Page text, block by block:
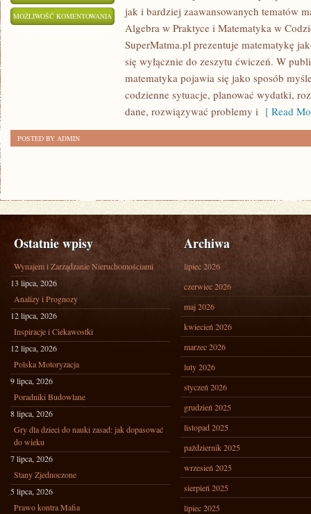
MOŻLIWOŚĆ KOMENTOWANIA ZABAWY
LICZBAMI
jak i bardziej zaawansowanych tematów
Algebra w Praktyce i Matematyka w
SuperMatma.pl prezentuje matematykę
się wyłącznie do zeszytu ćwiczeń. W
matematyka pojawia się jako sposób
codzienne sytuacje, planować wydatki,
dane, rozwiązywać problemy i [ Read
POSTED BY ADMIN
Ostatnie wpisy
Wynajem i Zarządzanie Nieruchomościami
13 lipca, 2026
Analizy i Prognozy
12 lipca, 2026
Inspiracje i Ciekawostki
12 lipca, 2026
Polska Motoryzacja
9 lipca, 2026
Poradniki Budowlane
8 lipca, 2026
Gry dla dzieci do nauki zasad: jak dopasować
do wieku
7 lipca, 2026
Stany Zjednoczone
5 lipca, 2026
Prawo kontra Mafia
Archiwa
lipiec 2026
czerwiec 2026
maj 2026
kwiecień 2026
marzec 2026
luty 2026
styczeń 2026
grudzień 2025
listopad 2025
październik 2025
wrzesień 2025
sierpień 2025
lipiec 2025